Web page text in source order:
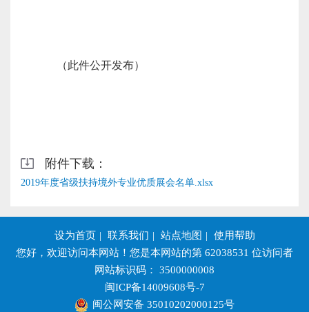
（此件公开发布）
附件下载：
2019年度省级扶持境外专业优质展会名单.xlsx
设为首页 | 联系我们 | 站点地图 |
使用帮助
您好，欢迎访问本网站！您是本网站的第 62038531 位访问者
网站标识码： 3500000008
闽ICP备14009608号-7
闽公网安备 35010202000125号